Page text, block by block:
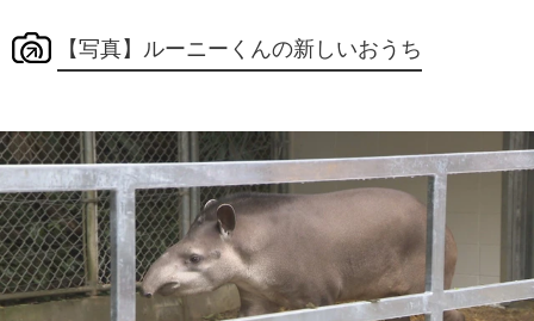
【写真】ルーニーくんの新しいおうち